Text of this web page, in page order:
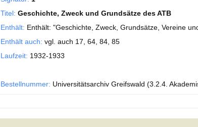
Titel: Geschichte, Zweck und Grundsätze des ATB
Enthält: Enthält: "Geschichte, Zweck, Grundsätze, Vereine
Enthält auch: vgl. auch 17, 64, 84, 85
Laufzeit: 1932-1933
Bestellnummer: Universitätsarchiv Greifswald (3.2.4.